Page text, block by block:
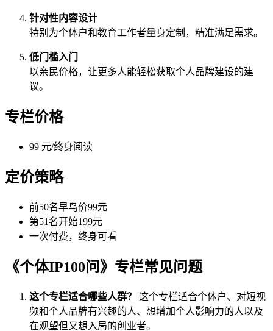
针对性内容设计
特别为个体户和教育工作者量身定制，精准满足需求。
低门槛入门
以亲民价格，让更多人能轻松获取个人品牌建设的建
议。
专栏价格
99 元/终身阅读
定价策略
前50名早鸟价99元
第51名开始199元
一次付费，终身可看
《个体IP100问》专栏常见问题
这个专栏适合哪些人群？
这个专栏适合个体户、对短视
频和个人品牌有兴趣的人、想增加个人影响力的人以及
在观望但又想入局的创业者。